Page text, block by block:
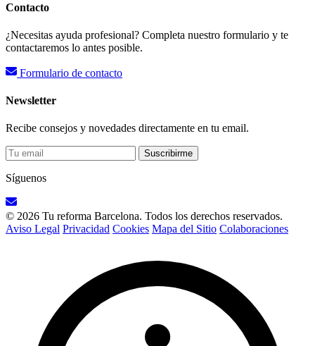
Contacto
¿Necesitas ayuda profesional? Completa nuestro formulario y te
contactaremos lo antes posible.
Formulario de contacto
Newsletter
Recibe consejos y novedades directamente en tu email.
Suscribirme
Síguenos
© 2026 Tu reforma Barcelona. Todos los derechos reservados.
Aviso Legal Privacidad Cookies Mapa del Sitio Colaboraciones